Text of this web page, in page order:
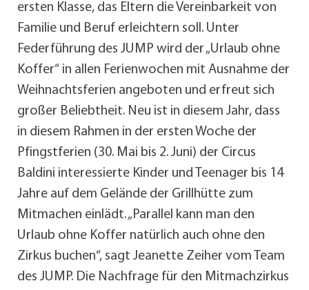
ersten Klasse, das Eltern die Vereinbarkeit von
Familie und Beruf erleichtern soll. Unter
Federführung des JUMP wird der „Urlaub ohne
Koffer“ in allen Ferienwochen mit Ausnahme der
Weihnachtsferien angeboten und erfreut sich
großer Beliebtheit. Neu ist in diesem Jahr, dass
in diesem Rahmen in der ersten Woche der
Pfingstferien (30. Mai bis 2. Juni) der Circus
Baldini interessierte Kinder und Teenager bis 14
Jahre auf dem Gelände der Grillhütte zum
Mitmachen einlädt. „Parallel kann man den
Urlaub ohne Koffer natürlich auch ohne den
Zirkus buchen“, sagt Jeanette Zeiher vom Team
des JUMP. Die Nachfrage für den Mitmachzirkus